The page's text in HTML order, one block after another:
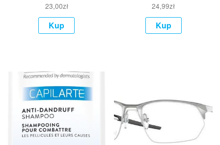
23,00zł
Kup
24,99zł
Kup